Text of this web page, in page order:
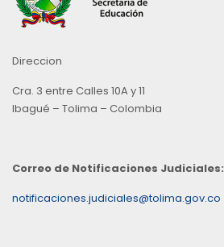
Direccion
Cra. 3 entre Calles 10A y 11
Ibagué – Tolima – Colombia
Correo de Notificaciones Judiciales:
notificaciones.judiciales@tolima.gov.co